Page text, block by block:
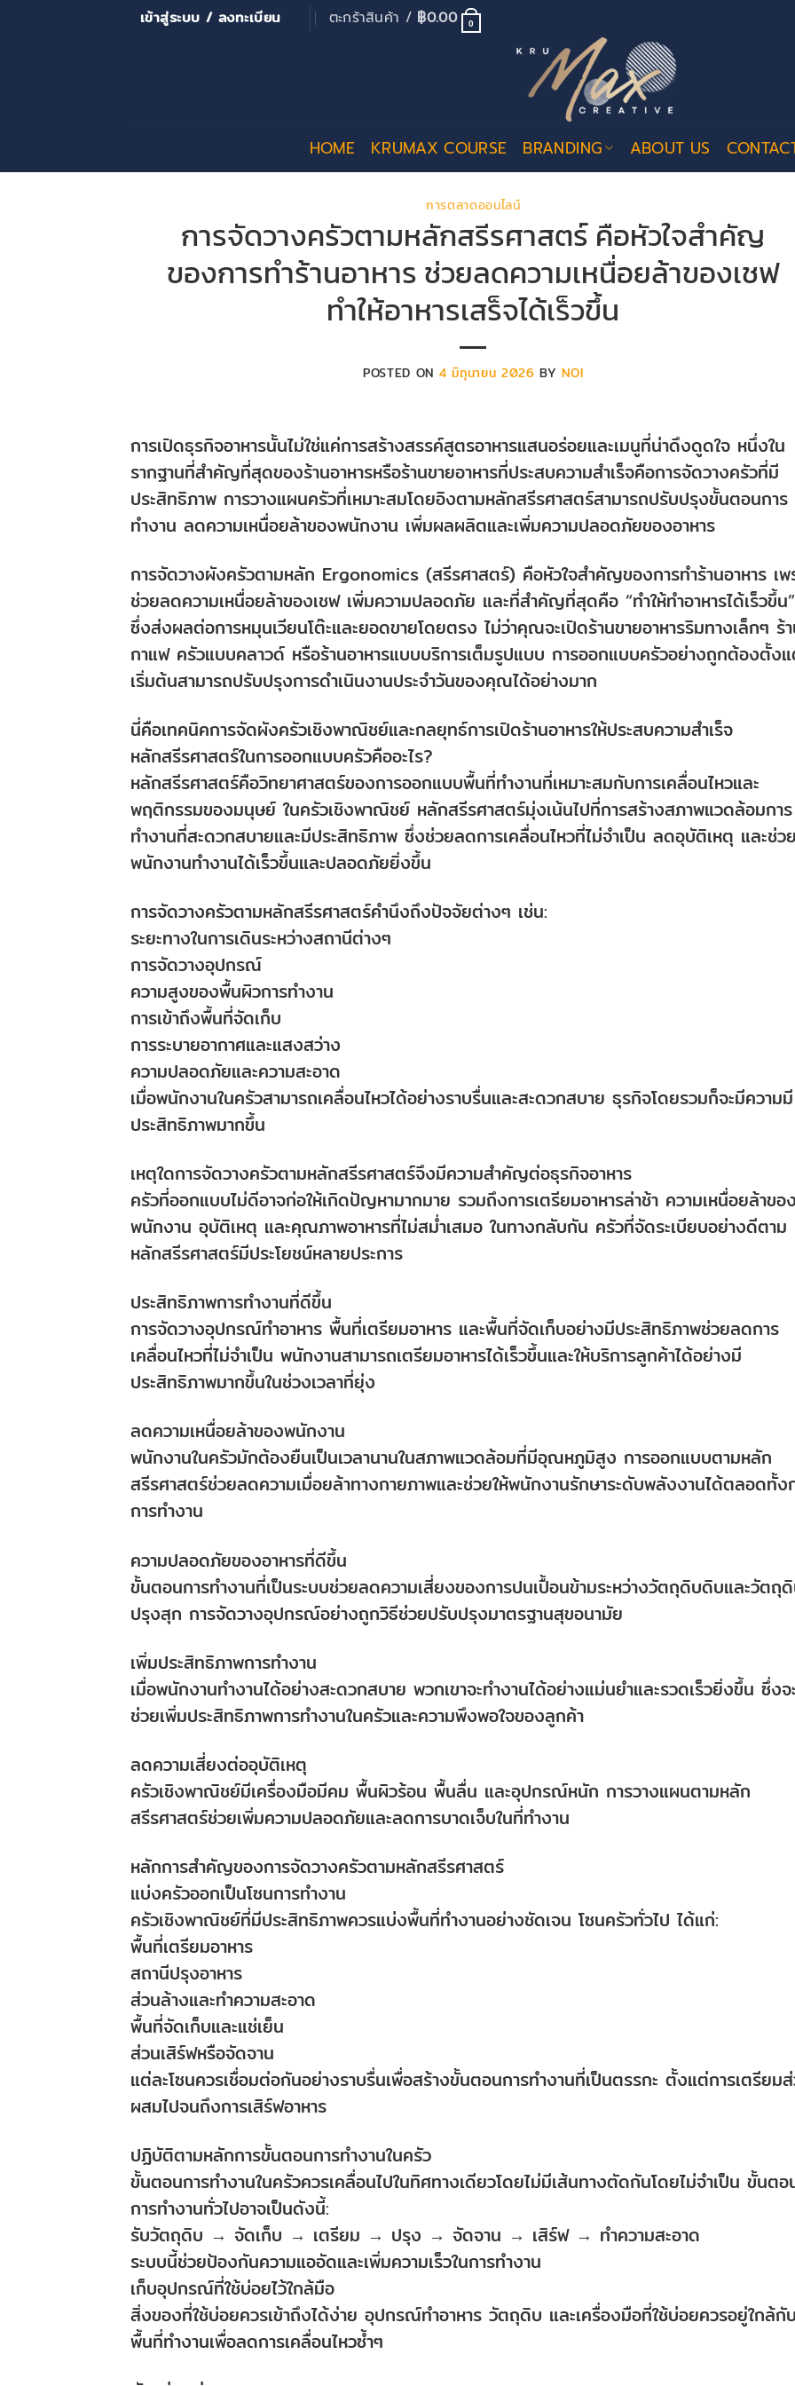
เข้าสู่ระบบ / ลงทะเบียน ตะกร้าสินค้า / ฿0.00 0
HOME KRUMAX COURSE BRANDING ABOUT US
การตลาดออนไลน์
การจัดวางครัวตามหลักสรีรศาสตร์ คือหัวใจสำคัญ
ของการทำร้านอาหาร ช่วยลดความเหนื่อยล้าของเชฟ
ทำให้อาหารเสร็จได้เร็วขึ้น
POSTED ON 4 มิถุนายน 2026 BYNOI
การเปิดธุรกิจอาหารนั้นไม่ใช่แค่การสร้างสรรค์สูตรอาหารแสนอร่อยและเมนูที่น่าดึงดูดใจ หนึ่งใน
รากฐานที่สำคัญที่สุดของร้านอาหารหรือร้านขายอาหารที่ประสบความสำเร็จคือการจัดวางครัวที่มี
ประสิทธิภาพ การวางแผนครัวที่เหมาะสมโดยอิงตามหลักสรีรศาสตร์สามารถปรับปรุงขั้นตอนการ
ทำงาน ลดความเหนื่อยล้าของพนักงาน เพิ่มผลผลิตและเพิ่มความปลอดภัยของอาหาร
การจัดวางผังครัวตามหลัก Ergonomics (สรีรศาสตร์) คือหัวใจสำคัญของการทำร้านอาหาร เพ
ช่วยลดความเหนื่อยล้าของเชฟ เพิ่มความปลอดภัย และที่สำคัญที่สุดคือ “ทำให้ทำอาหารได้เร็วขึ้น”
ซึ่งส่งผลต่อการหมุนเวียนโต๊ะและยอดขายโดยตรง ไม่ว่าคุณจะเปิดร้านขายอาหารริมทางเล็กๆ ร้
กาแฟ ครัวแบบคลาวด์ หรือร้านอาหารแบบบริการเต็มรูปแบบ การออกแบบครัวอย่างถูกต้องตั้ง
เริ่มต้นสามารถปรับปรุงการดำเนินงานประจำวันของคุณได้อย่างมาก
นี่คือเทคนิคการจัดผังครัวเชิงพาณิชย์และกลยุทธ์การเปิดร้านอาหารให้ประสบความสำเร็จ
หลักสรีรศาสตร์ในการออกแบบครัวคืออะไร?
หลักสรีรศาสตร์คือวิทยาศาสตร์ของการออกแบบพื้นที่ทำงานที่เหมาะสมกับการเคลื่อนไหวและ
พฤติกรรมของมนุษย์ ในครัวเชิงพาณิชย์ หลักสรีรศาสตร์มุ่งเน้นไปที่การสร้างสภาพแวดล้อมการ
ทำงานที่สะดวกสบายและมีประสิทธิภาพ ซึ่งช่วยลดการเคลื่อนไหวที่ไม่จำเป็น ลดอุบัติเหตุ และช่ว
พนักงานทำงานได้เร็วขึ้นและปลอดภัยยิ่งขึ้น
การจัดวางครัวตามหลักสรีรศาสตร์คำนึงถึงปัจจัยต่างๆ เช่น:
ระยะทางในการเดินระหว่างสถานีต่างๆ
การจัดวางอุปกรณ์
ความสูงของพื้นผิวการทำงาน
การเข้าถึงพื้นที่จัดเก็บ
การระบายอากาศและแสงสว่าง
ความปลอดภัยและความสะอาด
เมื่อพนักงานในครัวสามารถเคลื่อนไหวได้อย่างราบรื่นและสะดวกสบาย ธุรกิจโดยรวมก็จะมีความมี
ประสิทธิภาพมากขึ้น
เหตุใดการจัดวางครัวตามหลักสรีรศาสตร์จึงมีความสำคัญต่อธุรกิจอาหาร
ครัวที่ออกแบบไม่ดีอาจก่อให้เกิดปัญหามากมาย รวมถึงการเตรียมอาหารล่าช้า ความเหนื่อยล้าของ
พนักงาน อุบัติเหตุ และคุณภาพอาหารที่ไม่สม่ำเสมอ ในทางกลับกัน ครัวที่จัดระเบียบอย่างดีตาม
หลักสรีรศาสตร์มีประโยชน์หลายประการ
ประสิทธิภาพการทำงานที่ดีขึ้น
การจัดวางอุปกรณ์ทำอาหาร พื้นที่เตรียมอาหาร และพื้นที่จัดเก็บอย่างมีประสิทธิภาพช่วยลดการ
เคลื่อนไหวที่ไม่จำเป็น พนักงานสามารถเตรียมอาหารได้เร็วขึ้นและให้บริการลูกค้าได้อย่างมี
ประสิทธิภาพมากขึ้นในช่วงเวลาที่ยุ่ง
ลดความเหนื่อยล้าของพนักงาน
พนักงานในครัวมักต้องยืนเป็นเวลานานในสภาพแวดล้อมที่มีอุณหภูมิสูง การออกแบบตามหลัก
สรีรศาสตร์ช่วยลดความเมื่อยล้าทางกายภาพและช่วยให้พนักงานรักษาระดับพลังงานได้ตลอดทั้ง
การทำงาน
ความปลอดภัยของอาหารที่ดีขึ้น
ขั้นตอนการทำงานที่เป็นระบบช่วยลดความเสี่ยงของการปนเปื้อนข้ามระหว่างวัตถุดิบดิบและวัตถุ
ปรุงสุก การจัดวางอุปกรณ์อย่างถูกวิธีช่วยปรับปรุงมาตรฐานสุขอนามัย
เพิ่มประสิทธิภาพการทำงาน
เมื่อพนักงานทำงานได้อย่างสะดวกสบาย พวกเขาจะทำงานได้อย่างแม่นยำและรวดเร็วยิ่งขึ้น ซึ่งจ
ช่วยเพิ่มประสิทธิภาพการทำงานในครัวและความพึงพอใจของลูกค้า
ลดความเสี่ยงต่ออุบัติเหตุ
ครัวเชิงพาณิชย์มีเครื่องมือมีคม พื้นผิวร้อน พื้นลื่น และอุปกรณ์หนัก การวางแผนตามหลัก
สรีรศาสตร์ช่วยเพิ่มความปลอดภัยและลดการบาดเจ็บในที่ทำงาน
หลักการสำคัญของการจัดวางครัวตามหลักสรีรศาสตร์
แบ่งครัวออกเป็นโซนการทำงาน
ครัวเชิงพาณิชย์ที่มีประสิทธิภาพควรแบ่งพื้นที่ทำงานอย่างชัดเจน โซนครัวทั่วไป ได้แก่:
พื้นที่เตรียมอาหาร
สถานีปรุงอาหาร
ส่วนล้างและทำความสะอาด
พื้นที่จัดเก็บและแช่เย็น
ส่วนเสิร์ฟหรือจัดจาน
แต่ละโซนควรเชื่อมต่อกันอย่างราบรื่นเพื่อสร้างขั้นตอนการทำงานที่เป็นตรรกะ ตั้งแต่การเตรียม
ผสมไปจนถึงการเสิร์ฟอาหาร
ปฏิบัติตามหลักการขั้นตอนการทำงานในครัว
ขั้นตอนการทำงานในครัวควรเคลื่อนไปในทิศทางเดียวโดยไม่มีเส้นทางตัดกันโดยไม่จำเป็น ขั้นตอ
การทำงานทั่วไปอาจเป็นดังนี้:
รับวัตถุดิบ → จัดเก็บ → เตรียม → ปรุง → จัดจาน → เสิร์ฟ → ทำความสะอาด
ระบบนี้ช่วยป้องกันความแออัดและเพิ่มความเร็วในการทำงาน
เก็บอุปกรณ์ที่ใช้บ่อยไว้ใกล้มือ
สิ่งของที่ใช้บ่อยควรเข้าถึงได้ง่าย อุปกรณ์ทำอาหาร วัตถุดิบ และเครื่องมือที่ใช้บ่อยควรอยู่ใกล้กับ
พื้นที่ทำงานเพื่อลดการเคลื่อนไหวซ้ำๆ